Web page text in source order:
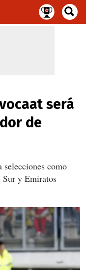
será
de
selecciones como
y Emiratos